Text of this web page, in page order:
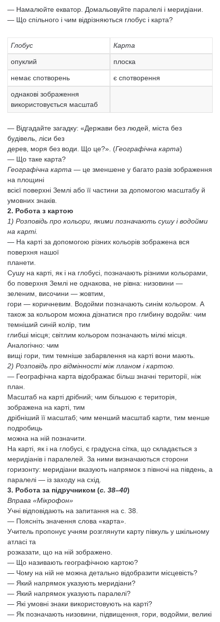
— Намалюйте екватор. Домальовуйте паралелі і меридіани.
— Що спільного і чим відрізняються глобус і карта?
Глобус Карта
опуклий плоска
немає спотворень є спотворення
однакові зображення
використовується масштаб
— Відгадайте загадку: «Держави без людей, міста без
будівель, ліси без
дерев, моря без води. Що це?». (Географічна карта)
— Що таке карта?
Географічна карта — це зменшене у багато разів зображення
на площині
всієї поверхні Землі або її частини за допомогою масштабу й
умовних знаків.
2. Робота з картою
1) Розповідь про кольори, якими позначають сушу і водойми
на карті.
— На карті за допомогою різних кольорів зображена вся
поверхня нашої
планети.
Сушу на карті, як і на глобусі, позначають різними кольорами,
бо поверхня Землі не однакова, не рівна: низовини —
зеленим, височини — жовтим,
гори — коричневим. Водойми позначають синім кольором. А
також за кольором можна дізнатися про глибину водойм: чим
темніший синій колір, тим
глибші місця; світлим кольором позначають мілкі місця.
Аналогічно: чим
вищі гори, тим темніше забарвлення на карті вони мають.
2) Розповідь про відмінності між планом і картою.
— Географічна карта відображає більш значні території, ніж
план.
Масштаб на карті дрібний; чим більшою є територія,
зображена на карті, тим
дрібніший її масштаб; чим менший масштаб карти, тим менше
подробиць
можна на ній позначити.
На карті, як і на глобусі, є градусна сітка, що складається з
меридіанів і паралелей. За ними визначаються сторони
горизонту: меридіани вказують напрямок з півночі на південь, а
паралелі — із заходу на схід.
3. Робота за підручником (с. 38–40)
Вправа «Мікрофон»
Учні відповідають на запитання на с. 38.
— Поясніть значення слова «карта».
Учитель пропонує учням розглянути карту півкуль у шкільному
атласі та
розказати, що на ній зображено.
— Що називають географічною картою?
— Чому на ній не можна детально відобразити місцевість?
— Який напрямок указують меридіани?
— Який напрямок указують паралелі?
— Які умовні знаки використовують на карті?
— Як позначають низовини, підвищення, гори, водойми, великі